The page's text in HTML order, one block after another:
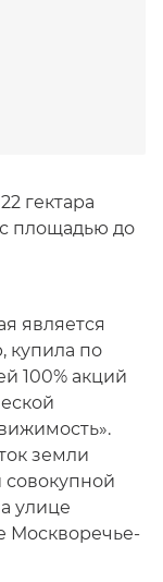
гектара
площадью до
является
купила по
100% акций
земли
совокупной
улице
Москворечье-